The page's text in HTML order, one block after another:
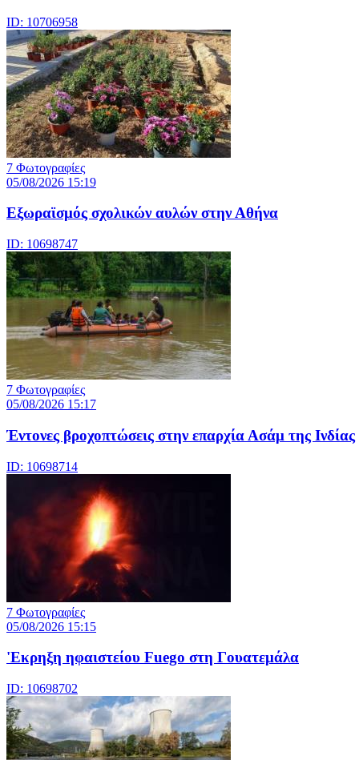
ID: 10706958
7 Φωτογραφίες
05/08/2026 15:19
Εξωραϊσμός σχολικών αυλών στην Αθήνα
ID: 10698747
7 Φωτογραφίες
05/08/2026 15:17
Έντονες βροχοπτώσεις στην επαρχία Ασάμ της Ινδίας
ID: 10698714
7 Φωτογραφίες
05/08/2026 15:15
'Εκρηξη ηφαιστείου Fuego στη Γουατεμάλα
ID: 10698702